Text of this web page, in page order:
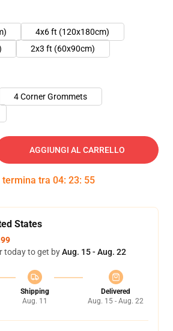
4x6 ft (120x180cm)
2x3 ft (60x90cm)
4 Corner Grommets
AGGIUNGI AL CARRELLO
termina tra 04: 23: 55
States
today to get byAug. 15 - Aug. 22
Shipping
Aug. 11
Delivered
Aug. 15 - Aug. 22